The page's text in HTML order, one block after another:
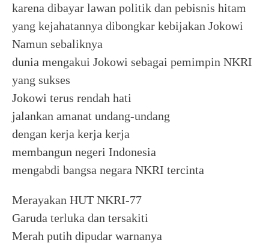
karena dibayar lawan politik dan pebisnis hitam
yang kejahatannya dibongkar kebijakan Jokowi
Namun sebaliknya
dunia mengakui Jokowi sebagai pemimpin NKRI
yang sukses
Jokowi terus rendah hati
jalankan amanat undang-undang
dengan kerja kerja kerja
membangun negeri Indonesia
mengabdi bangsa negara NKRI tercinta
Merayakan HUT NKRI-77
Garuda terluka dan tersakiti
Merah putih dipudar warnanya